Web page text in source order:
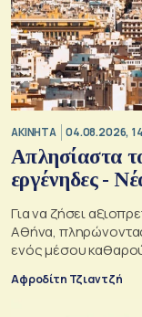
ΑΚΙΝΗΤΑ 04.08.2026,
Απλησίαστα
εργένηδες -
Για να ζήσει
Αθήνα,
ενός μέσου
Αφροδίτη Τζιαντζή